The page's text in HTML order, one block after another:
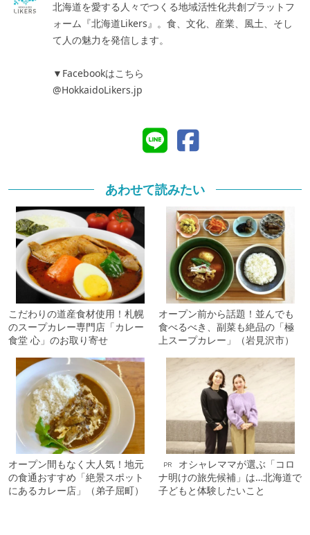
北海道を愛する人々でつくる地域活性化共創プラットフ
ォーム『北海道Likers』。食、文化、産業、風土、そし
て人の魅力を発信します。
▼Facebookはこちら
@HokkaidoLikers.jp
あわせて読みたい
こだわりの道産食材使用！札幌
のスープカレー専門店「カレー
食堂 心」のお取り寄せ
オープン前から話題！並んでも
食べるべき、副菜も絶品の「極
上スープカレー」（岩見沢市）
オープン間もなく大人気！地元
の食通おすすめ「絶景スポット
にあるカレー店」（弟子屈町）
PR
オシャレママが選ぶ「コロ
ナ明けの旅先候補」は…北海道で
子どもと体験したいこと